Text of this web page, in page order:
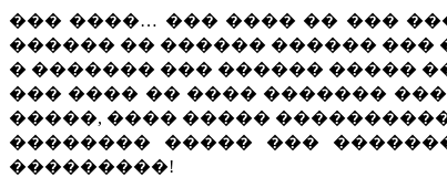
��� ����… ��� ���� �� ���
������ �� ������ ������ ���
� ������� ��� ������ �����
��� ���� �� ���� �������
�����, ���� �����
�������� ����� ���
���������!